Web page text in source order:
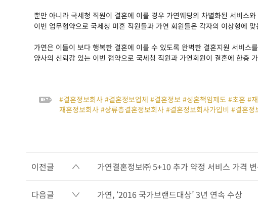
뿐만 아니라 국세청 직원이 결혼에 이를 경우 가연웨딩의 차별화된 서비스
이번 업무협약으로 국세청 미혼 직원들과 가연 회원들은 각자의 이상형에
가연은 이들이 보다 행복한 결혼에 이를 수 있도록 완벽한 결혼지원 서비스
양사의 신뢰감 있는 이번 협약으로 국세청 직원과 가연회원이 결혼에 한층
#결혼정보회사 #결혼정보업체 #결혼정보 #성혼책임제도 #초혼 #
재혼정보회사 #상류층결혼정보회사 #결혼정보회사가입비 #결혼
이전글 가연결혼정보㈜ 5+10 추가 약정 서비스 가격
다음글 가연, ‘2016 국가브랜드대상’ 3년 연속 수상